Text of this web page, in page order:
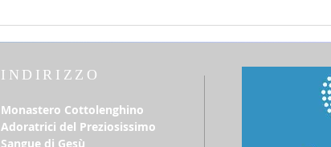
INDIRIZZO
Monastero Cottolenghino
Adoratrici del Preziosissimo
Sangue di Gesù